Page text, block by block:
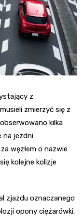
z
zmierzyć się z
kilka
na jezdni
węzłem o nazwie
kolejne kolizje
zjazdu oznaczanego
opony ciężarówki.